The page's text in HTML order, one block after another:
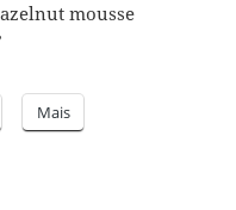
mousse
Mais